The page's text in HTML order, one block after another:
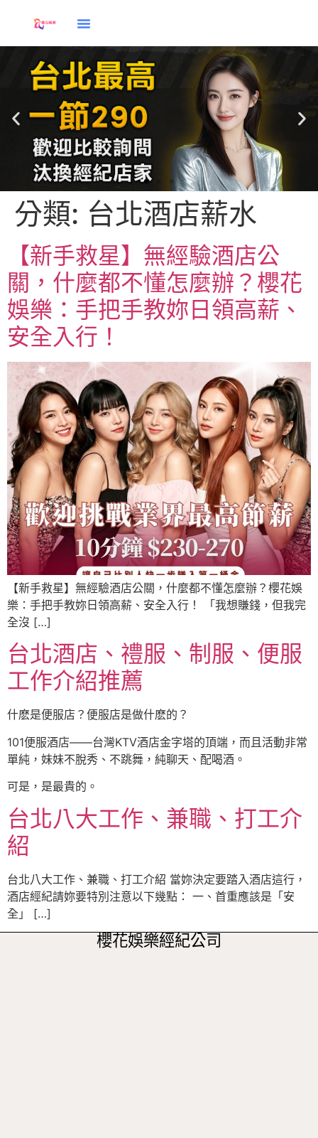
應徵
分類: 台北酒店薪水
【新手救星】無經驗酒店公
關，什麼都不懂怎麼辦？櫻花
娛樂：手把手教妳日領高薪、
安全入行！
【新手救星】無經驗酒店公關，什麼都不懂怎麼辦？櫻花娛
樂：手把手教妳日領高薪、安全入行！ 「我想賺錢，但我完
全沒 […]
台北酒店、禮服、制服、便服
工作介紹推薦
什麽是便服店？便服店是做什麽的？
101便服酒店——台灣KTV酒店金字塔的頂端，而且活動非常
單純，妹妹不脫秀、不跳舞，純聊天、配喝酒。
可是，是最貴的。
台北八大工作、兼職、打工介
紹
台北八大工作、兼職、打工介紹 當妳決定要踏入酒店這行，
酒店經紀請妳要特別注意以下幾點： 一、首重應該是「安
全」 […]
櫻花娛樂經紀公司